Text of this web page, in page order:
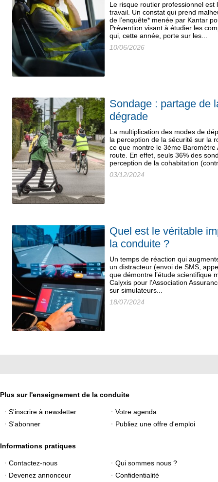
Le risque routier professionnel
travail. Un constat qui prend
de l’enquête* menée par Kantar
Prévention visant à étudier les
qui, cette année, porte sur les...
10/06/2026
Sondage : partage de
dégrade
La multiplication des modes de
la perception de la sécurité sur la
ce que montre le 3ème
route. En effet, seuls 36% des
perception de la cohabitation
03/12/2024
Quel est le véritable
la conduite ?
Un temps de réaction qui
un distracteur (envoi de SMS,
que démontre l’étude scientifique
Calyxis pour l’Association
sur simulateurs...
18/07/2024
Plus sur l'enseignement de la conduite
S'inscrire à newsletter
Votre agenda
S'abonner
Publiez une offre d'emploi
Informations pratiques
Contactez-nous
Qui sommes nous ?
Devenez annonceur
Confidentialité